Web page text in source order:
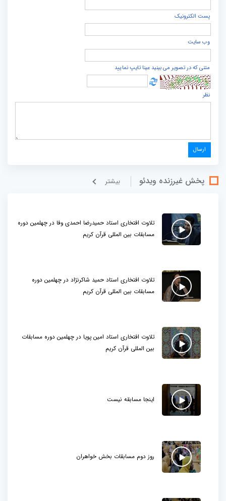
پست الكترونيک
وب سایت
متنی که در تصویر می بینید عینا تایپ نمایید
نظر
پخش غيرزنده ویدئو بيشتر
تلاوت افتخاری استاد حمیدرضا احمدی وفا در چهلمین دوره
مسابقات بین المللی قرآن کریم
تلاوت افتخاری استاد حمید شاکرنژاد در چهلمین دوره
مسابقات بین المللی قرآن کریم
تلاوت افتخاری استاد امین پویا در چهلمین دوره مسابقات
بین المللی قرآن کریم
اینجا مسابقه نیست
روز دوم مسابقات بخش خواهران